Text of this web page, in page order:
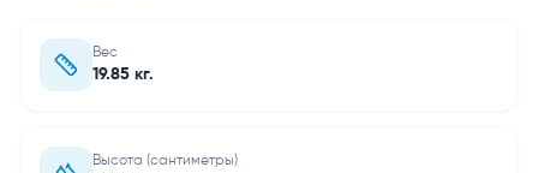
Вес
19.85 кг.
Высота (сантиметры)